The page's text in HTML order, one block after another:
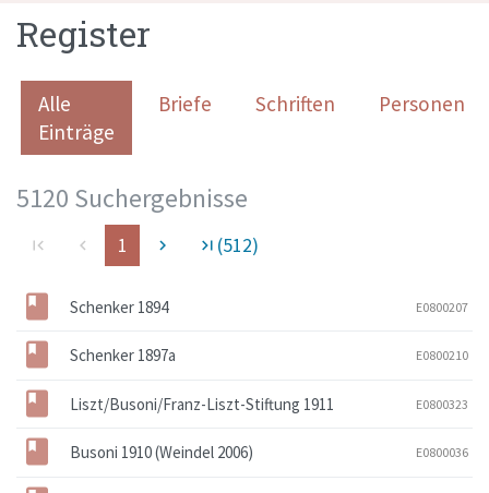
Register
Alle
Einträge
Briefe Schriften Personen
5120 Suchergebnisse
first_page navigate_before 1 navigate_next last_page (512)
Schenker 1894 E0800207
Schenker 1897a E0800210
Liszt/Busoni/Franz-Liszt-Stiftung 1911 E0800323
Busoni 1910 (Weindel 2006) E0800036